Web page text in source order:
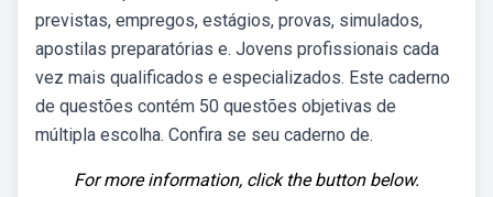
previstas, empregos, estágios, provas, simulados,
apostilas preparatórias e. Jovens profissionais cada
vez mais qualificados e especializados. Este caderno
de questões contém 50 questões objetivas de
múltipla escolha. Confira se seu caderno de.
For more information, click the button below.